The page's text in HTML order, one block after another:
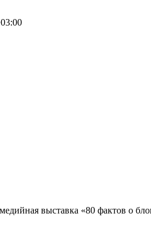
выставка «80 фактов о